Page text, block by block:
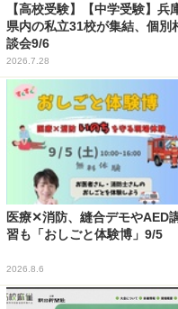
【高校受験】【中学受験】兵
県内の私立31校が集結、個別
談会9/6
2026.7.28
医療✕消防、縫合デモやAED
習も「おしごと体験博」9/5
2026.8.6